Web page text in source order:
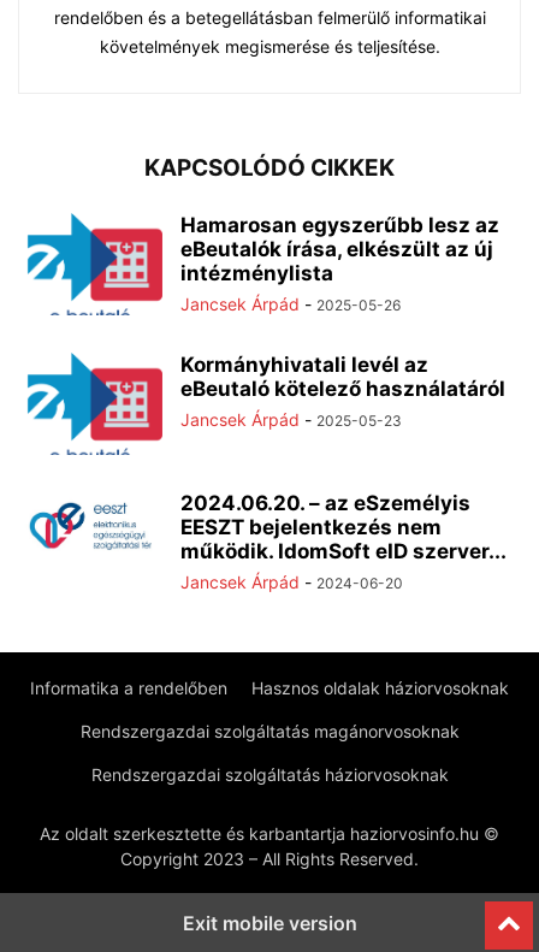
rendelőben és a betegellátásban felmerülő informatikai
követelmények megismerése és teljesítése.
KAPCSOLÓDÓ CIKKEK
Hamarosan egyszerűbb lesz az
eBeutalók írása, elkészült az új
intézménylista
Jancsek Árpád - 2025-05-26
Kormányhivatali levél az
eBeutaló kötelező használatáról
Jancsek Árpád - 2025-05-23
2024.06.20. – az eSzemélyis
EESZT bejelentkezés nem
működik. IdomSoft eID szerver...
Jancsek Árpád - 2024-06-20
Informatika a rendelőben Hasznos oldalak háziorvosoknak
Rendszergazdai szolgáltatás magánorvosoknak
Rendszergazdai szolgáltatás háziorvosoknak
Az oldalt szerkesztette és karbantartja haziorvosinfo.hu ©
Copyright 2023 – All Rights Reserved.
Exit mobile version